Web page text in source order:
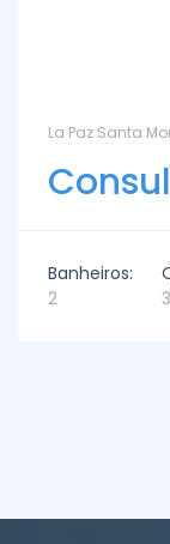
La Paz Santa
Banheiros:
2
3